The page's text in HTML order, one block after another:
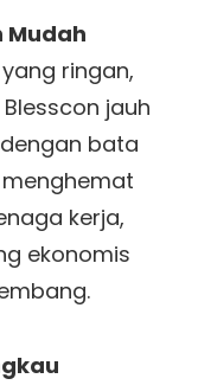
Mudah
ringan,
jauh
bata
kerja,
ekonomis